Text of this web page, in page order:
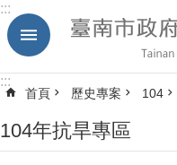
跳到主要內容區塊
:::
:::
首頁 歷史專案 104
104年抗旱專區